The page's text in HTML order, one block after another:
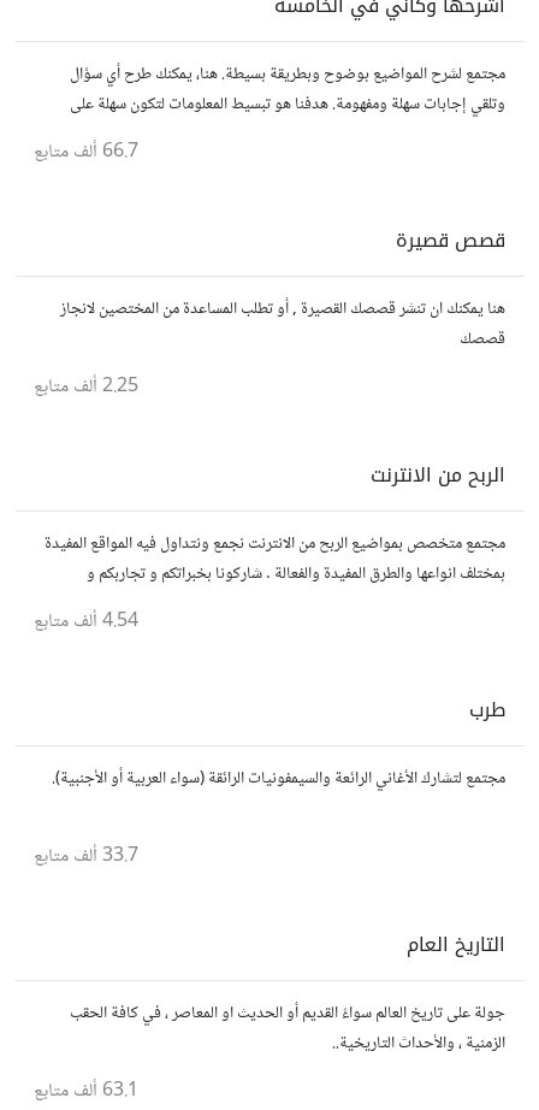
مجتمع لشرح المواضيع بوضوح وبطريقة بسيطة. هنا، يمكنك طرح أي سؤال
وتلقي إجابات سهلة ومفهومة. هدفنا هو تبسيط المعلومات لتكون سهلة على
66.7 ألف متابع
قصص قصيرة
هنا يمكنك ان تنشر قصصك القصيرة , أو تطلب المساعدة من المختصين لانجاز
قصصك
2.25 ألف متابع
الربح من الانترنت
مجتمع متخصص بمواضيع الربح من الانترنت نجمع ونتداول فيه المواقع المفيدة
بمختلف انواعها والطرق المفيدة والفعالة . شاركونا بخبراتكم و تجاربكم و
4.54 ألف متابع
طرب
مجتمع لتشارك الأغاني الرائعة والسيمفونيات الرائقة (سواء العربية أو الأجنبية).
33.7 ألف متابع
التاريخ العام
جولة على تاريخ العالم سواءً القديم أو الحديث او المعاصر ، في كافة الحقب
الزمنية ، والأحداث التاريخية..
63.1 ألف متابع